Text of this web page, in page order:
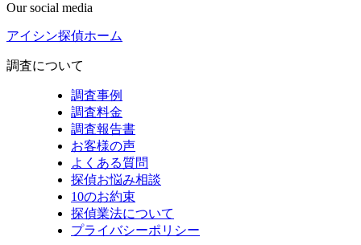
Our social media
アイシン探偵ホーム
調査について
調査事例
調査料金
調査報告書
お客様の声
よくある質問
探偵お悩み相談
10のお約束
探偵業法について
プライバシーポリシー